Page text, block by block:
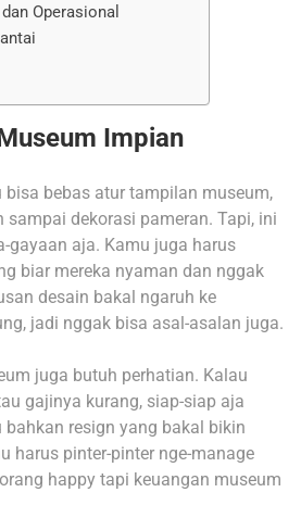
Operasional
Impian
bisa bebas atur tampilan museum,
dekorasi pameran. Tapi, ini
gayaan aja. Kamu juga harus
biar mereka nyaman dan nggak
desain bakal ngaruh ke
jadi nggak bisa asal-asalan juga.
juga butuh perhatian. Kalau
gajinya kurang, siap-siap aja
bahkan resign yang bakal bikin
harus pinter-pinter nge-manage
happy tapi keuangan museum